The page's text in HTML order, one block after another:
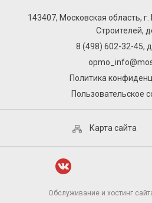
143407, Московская область,
Строителей,
8 (498) 602-32-45,
Политика
Пользовательское
Карта сайта
Обслуживание и хостинг